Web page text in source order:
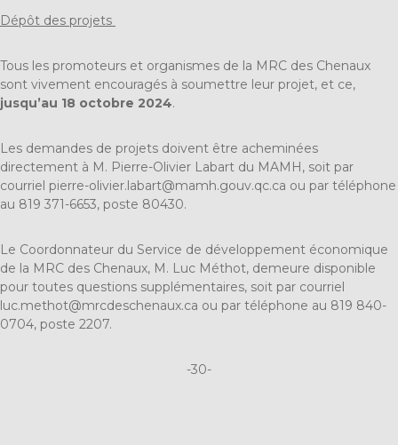
Dépôt des projets
Tous les promoteurs et organismes de la MRC des Chenaux
sont vivement encouragés à soumettre leur projet, et ce,
jusqu’au 18 octobre 2024.
Les demandes de projets doivent être acheminées
directement à M. Pierre-Olivier Labart du MAMH, soit par
courriel pierre-olivier.labart@mamh.gouv.qc.ca ou par téléphone
au 819 371-6653, poste 80430.
Le Coordonnateur du Service de développement économique
de la MRC des Chenaux, M. Luc Méthot, demeure disponible
pour toutes questions supplémentaires, soit par courriel
luc.methot@mrcdeschenaux.ca ou par téléphone au 819 840-
0704, poste 2207.
-30-